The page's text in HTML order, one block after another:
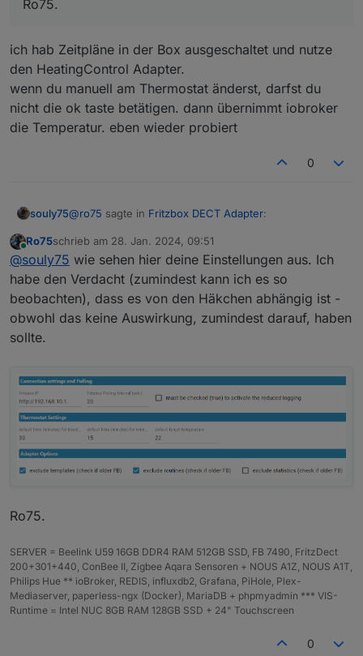
Ro75.
ich hab Zeitpläne in der Box ausgeschaltet und nutze
den HeatingControl Adapter.
wenn du manuell am Thermostat änderst, darfst du
nicht die ok taste betätigen. dann übernimmt iobroker
die Temperatur. eben wieder probiert
0
souly75@ro75 sagte in Fritzbox DECT Adapter:
@souly75und wie sieht es mit einem Zeitplan
über die Fritzbox aus? Adapterupdate regulär
oder via GIT?
Ro75.
ich hab Zeitpläne in der Box ausgeschaltet und nutze
den HeatingControl Adapter.
wenn du manuell am Thermostat änderst, darfst du
Online
Ro75schrieb am 28. Jan. 2024, 09:51
zuletzt editiert von
@souly75 wie sehen hier deine Einstellungen aus. Ich
habe den Verdacht (zumindest kann ich es so
beobachten), dass es von den Häkchen abhängig ist -
obwohl das keine Auswirkung, zumindest darauf, haben
sollte.
Ro75.
SERVER = Beelink U59 16GB DDR4 RAM 512GB SSD, FB 7490, FritzDect
200+301+440, ConBee II, Zigbee Aqara Sensoren + NOUS A1Z, NOUS A1T,
Philips Hue ** ioBroker, REDIS, influxdb2, Grafana, PiHole, Plex-
Mediaserver, paperless-ngx (Docker), MariaDB + phpmyadmin *** VIS-
Runtime = Intel NUC 8GB RAM 128GB SSD + 24" Touchscreen
0